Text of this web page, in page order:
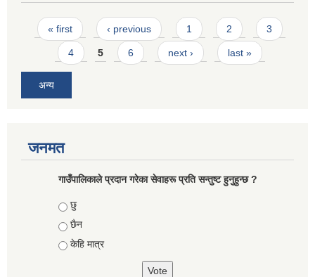
Pages
« first ‹ previous 1 2 3
4 5 6 next › last »
अन्य
जनमत
गाउँपालिकाले प्रदान गरेका सेवाहरू प्रति सन्तुष्ट हुनुहुन्छ ?
Choices
छु
छैन
केहि मात्र